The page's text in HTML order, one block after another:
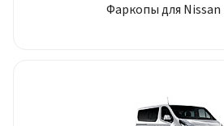
Фаркопы для Nissan